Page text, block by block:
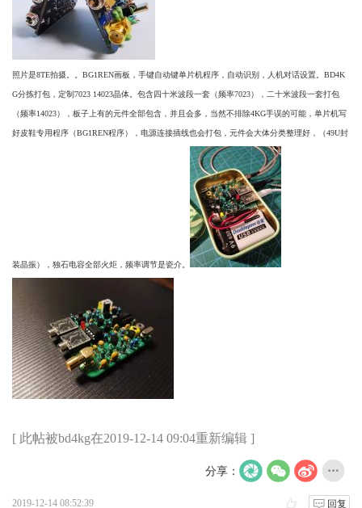
照片是8TE拍摄。。BG1REN画板，手键自动键单片机程序，自动识别，人机对话设置。BD4K
G分拣打包，定制7023 14023晶体。包含四十米波段一套（频率7023），二十米波段一套打包
（频率14023），板子上有的元件全部包含，并且会多，当然不排除4KG手误的可能，单片机写
好皮鞋专用程序（BG1REN程序），电源连接插线也会打包，元件会大体分类整理好，（49U封
装晶振），独石电容全部火炬，频率调节是瓷介。
[ 此帖被bd4kg在2019-12-14 09:04重新编辑 ]
分享：
2019-12-14 08:52:39 回复